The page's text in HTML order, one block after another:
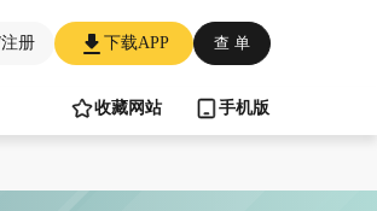
册 下载APP 查 单
收藏网站 手机版